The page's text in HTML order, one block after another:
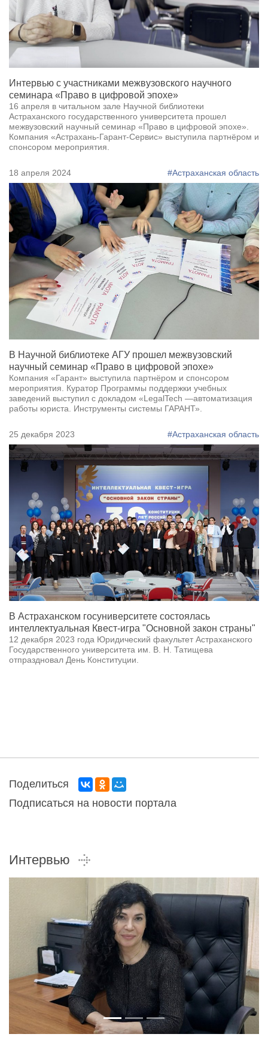
Интервью с участниками межвузовского научного
семинара «Право в цифровой эпохе»
16 апреля в читальном зале Научной библиотеки
Астраханского государственного университета прошел
межвузовский научный семинар «Право в цифровой эпохе».
Компания «Астрахань-Гарант-Сервис» выступила партнёром и
спонсором мероприятия.
18 апреля 2024 #Астраханская область
В Научной библиотеке АГУ прошел межвузовский
научный семинар «Право в цифровой эпохе»
Компания «Гарант» выступила партнёром и спонсором
мероприятия. Куратор Программы поддержки учебных
заведений выступил с докладом «LegalTech —автоматизация
работы юриста. Инструменты системы ГАРАНТ».
25 декабря 2023 #Астраханская область
В Астраханском госуниверситете состоялась
интеллектуальная Квест-игра "Основной закон страны"
12 декабря 2023 года Юридический факультет Астраханского
Государственного университета им. В. Н. Татищева
отпраздновал День Конституции.
Поделиться
Подписаться на новости портала
Интервью